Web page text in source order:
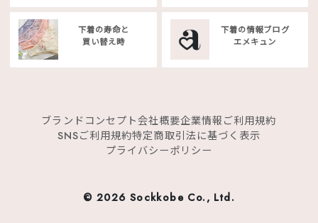
下着の寿命と
買い替え時
下着の情報ブログ
エメキュン
ブランドコンセプト会社概要企業情報 ご利用規約
SNSご利用規約特定商取引法に基づく表示
プライバシーポリシー
© 2026 Sockkobe Co., Ltd.